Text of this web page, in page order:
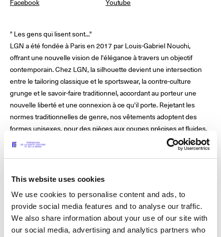
This website uses cookies
We use cookies to personalise content and ads, to
provide social media features and to analyse our traffic.
We also share information about your use of our site with
our social media, advertising and analytics partners who
Facebook
Youtube
" Les gens qui lisent sont..."
LGN a été fondée à Paris en 2017 par Louis-Gabriel Nouchi,
offrant une nouvelle vision de l'élégance à travers un objectif
contemporain. Chez LGN, la silhouette devient une intersection
entre le tailoring classique et le sportswear, la contre-culture
grunge et le savoir-faire traditionnel, accordant au porteur une
nouvelle liberté et une connexion à ce qu'il porte. Rejetant les
normes traditionnelles de genre, nos vêtements adoptent des
formes unisexes, pour des pièces aux coupes précises et fluides,
adaptées aux modes de vie modernes.
Directeur artistique : Louis-Gabriel Nouchi
Année de création : 2017
SPHERE - Paris Fashion Week® Showroom
Magazine - Insider
Podcast Catwalk Calling
Les Maisons
Prochaines dates et précédentes éditions
Revisionner la Haute Couture Automne/Hiver 2026-2027
Le Calendrier Définitif de la Haute Couture Automne/Hiver
2026-2027 est en ligne !
Les événements Haute Couture Week
Les Maisons du Calendrier de la Haute Couture Week
Les Maisons de Haute Joaillerie
Prochaines saisons et précédentes éditions
© Line Brusegan
© Tara Levy